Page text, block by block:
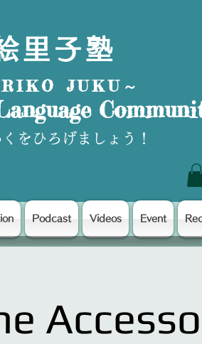
里子塾
JUKU～
をひろげましょう！
Podcast Videos Event